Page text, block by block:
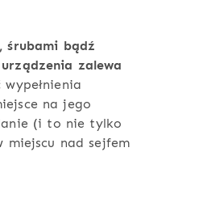
śrubami bądź
zalewa
na jego
(i to nie tylko
miejscu nad sejfem